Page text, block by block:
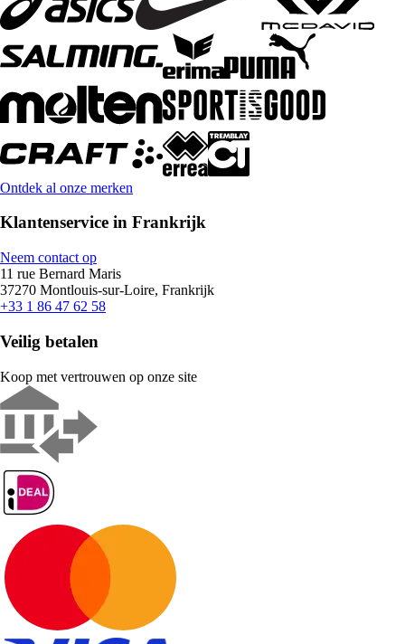
Ontdek al onze merken
Klantenservice in Frankrijk
Neem contact op
11 rue Bernard Maris
37270 Montlouis-sur-Loire, Frankrijk
+33 1 86 47 62 58
Veilig betalen
Koop met vertrouwen op onze site